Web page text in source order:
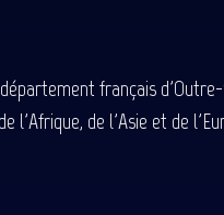
français
l'Afrique, de l'Asie et de